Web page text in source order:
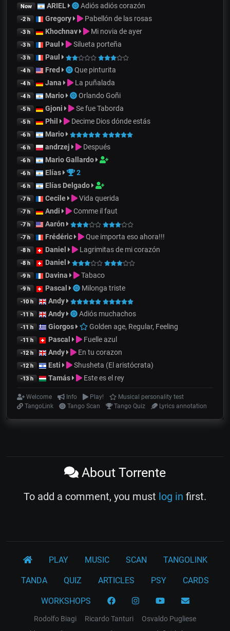
Now ARIEL Adiós adiós corazón
-2 h Gregory Pabellón de las rosas
-3 h Khochnav Mi novia de ayer
-3 h Paul Silueta porteña
-3 h Paul
-4 h Fred Que pinturita
-4 h Jana La puñalada
-4 h Mario Orlando Goñi
-5 h Gjoni Se fue Taborda
-5 h Phil Decime Dios dónde estás
-6 h Mario
-6 h andrzej Después
-6 h Mario Gallardo
-6 h Elías 2
-6 h Elías Delgado
-7 h Cecile Vida querida
-7 h Andi Comme il faut
-7 h Aarón
-7 h Frédéric Que importa eso ahora!!!
-8 h Daniel Lagrimitas de mi corazón
-8 h Daniel
-9 h Davina Tabaco
-9 h Pascal Milonga triste
-10 h Andy
-11 h Andy Adiós muchachos
-11 h Giorgos Golden age, Regular, Feeling
-11 h Pascal Fuelle azul
-12 h Andy En tu corazon
-12 h Esti Shusheta (El aristócrata)
-13 h Tamás Este es el rey
Welcome Info Play!
Musical personality test
TangoLink
Tango Scan Tango Quiz Lyrics annotation
About Torrente
To add a comment, you must log in first.
PLAY MUSIC SCAN TANGOLINK
TANDA QUIZ ARTICLES PSY CARDS
WORKSHOPS
Rodolfo Biagi Ricardo Tanturi
Osvaldo Pugliese